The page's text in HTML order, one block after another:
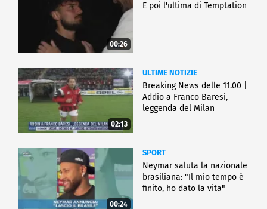
00:26
E poi l'ultima di Temptation
02:13
ULTIME NOTIZIE
Breaking News delle 11.00 |
Addio a Franco Baresi,
leggenda del Milan
00:24
SPORT
Neymar saluta la nazionale
brasiliana: "Il mio tempo è
finito, ho dato la vita"